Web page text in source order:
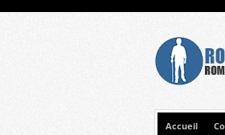
Accueil